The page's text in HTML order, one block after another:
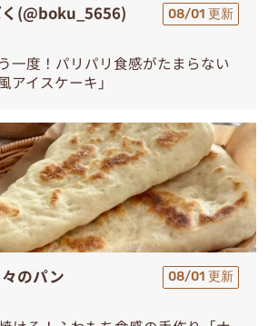
(@boku_5656) 08/01 更新
一度！パリパリ食感がたまらない
アイスケーキ」
のパン 08/01 更新